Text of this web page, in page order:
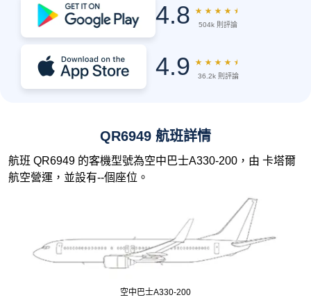
4.8 ★ ★ ★ ★ ★
504k 則評論
4.9 ★ ★ ★ ★ ★
36.2k 則評論
QR6949 航班詳情
航班 QR6949 的客機型號為空中巴士A330-200，由 卡塔爾
航空營運，並設有--個座位。
空中巴士A330-200